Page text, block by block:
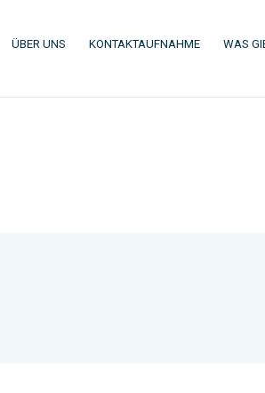
ÜBER UNS (CURRENT)
KONTAKTAUFNAHME(CURRENT)
WAS